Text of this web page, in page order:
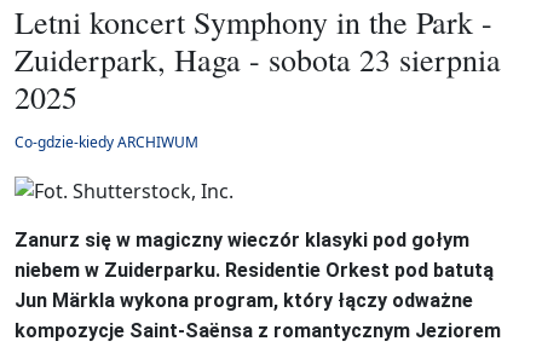
Letni koncert Symphony in the Park -
Zuiderpark, Haga - sobota 23 sierpnia
2025
Co-gdzie-kiedy ARCHIWUM
Zanurz się w magiczny wieczór klasyki pod gołym
niebem w Zuiderparku. Residentie Orkest pod batutą
Jun Märkla wykona program, który łączy odważne
kompozycje Saint-Saënsa z romantycznym Jeziorem